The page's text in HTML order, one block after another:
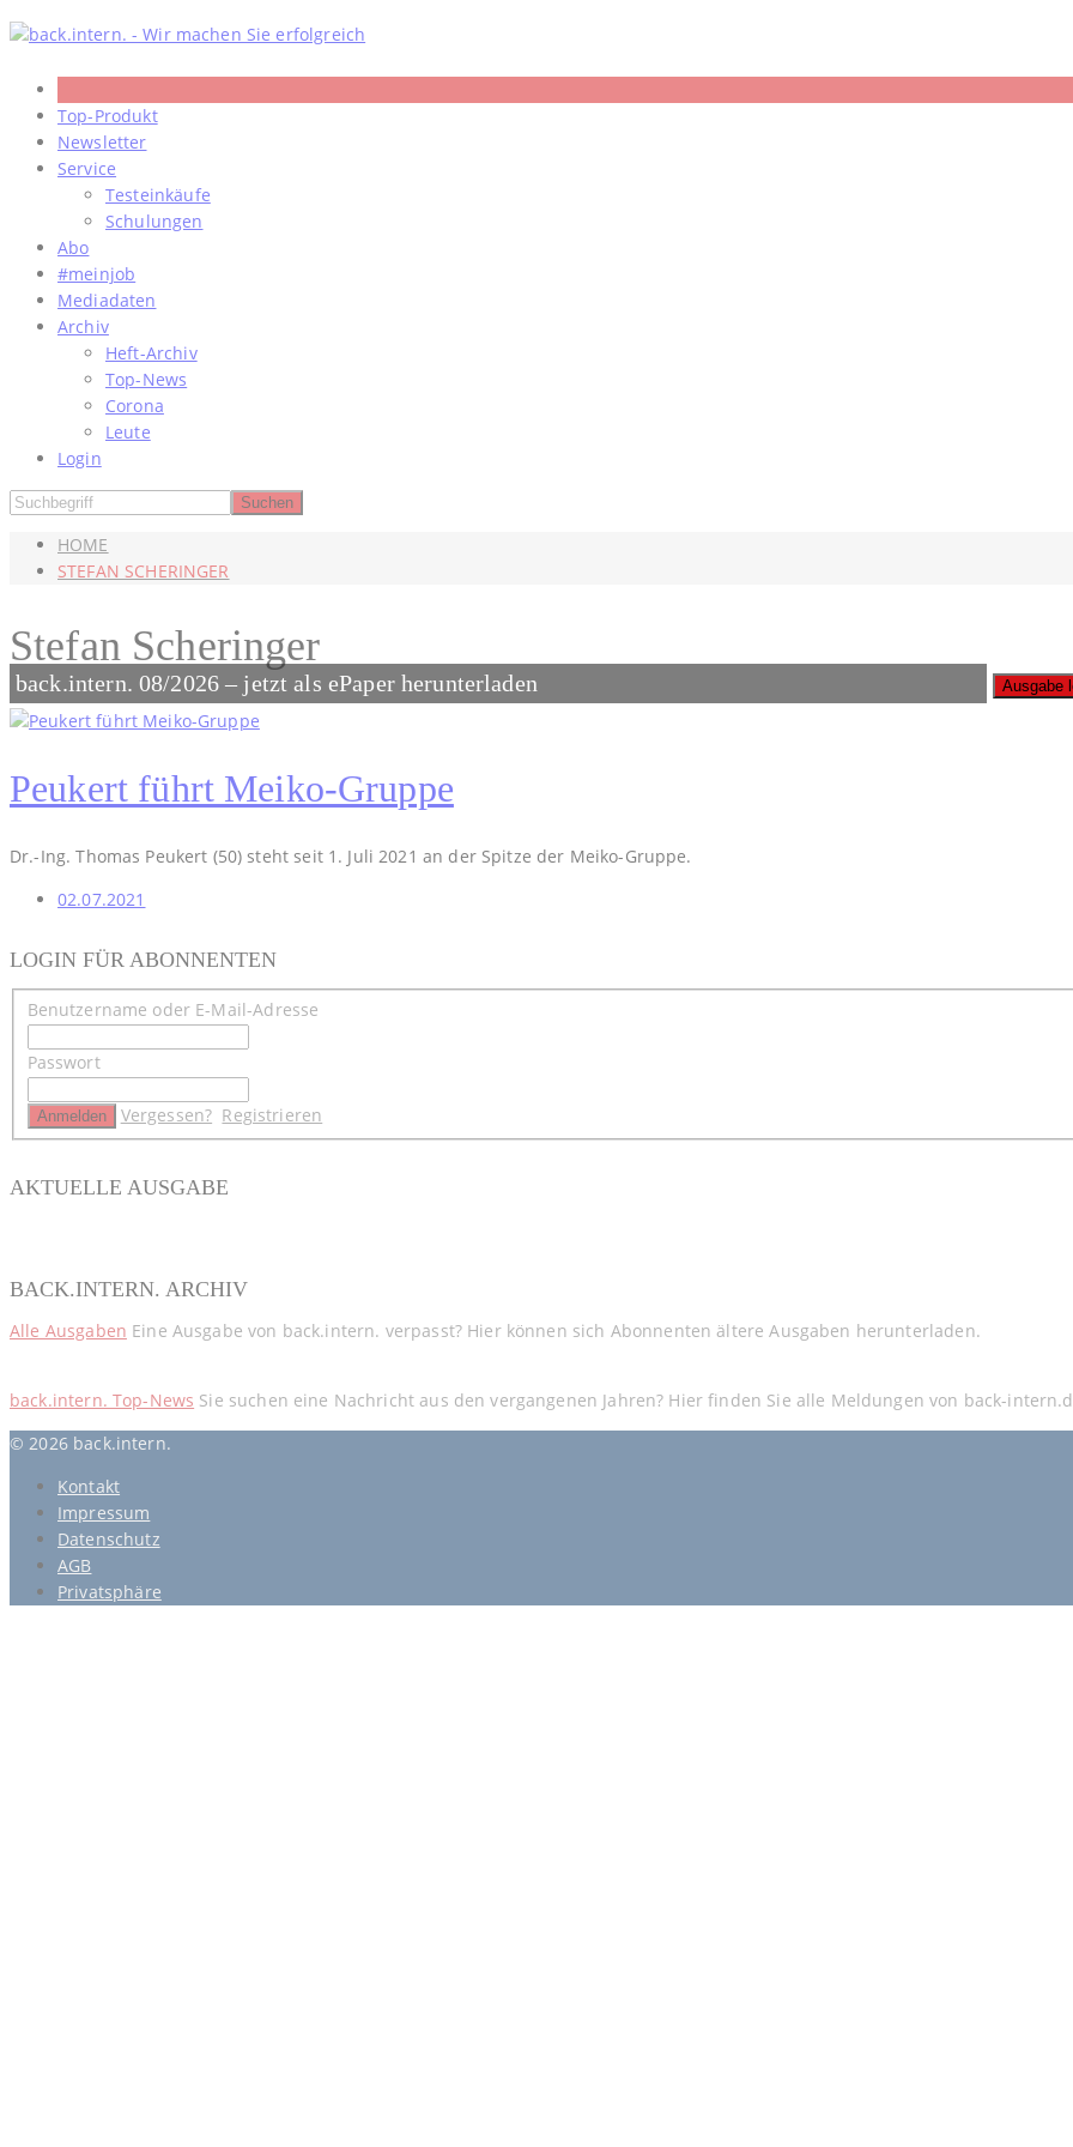
Skip
to
content
Top-Produkt
Newsletter
Service
Testeinkäufe
Schulungen
Abo
#meinjob
Mediadaten
Archiv
Heft-Archiv
Top-News
Corona
Leute
Login
HOME
STEFAN SCHERINGER
Stefan Scheringer
Peukert führt Meiko-Gruppe
Dr.-Ing. Thomas Peukert (50) steht seit 1. Juli 2021 an der Spitze der Meiko-Gruppe.
02.07.2021
LOGIN FÜR ABONNENTEN
Benutzername oder E-Mail-Adresse
Passwort
Vergessen? Registrieren
AKTUELLE AUSGABE
back.intern. 08/2026 – jetzt als ePaper herunterladen
BACK.INTERN. ARCHIV
Alle Ausgaben Eine Ausgabe von back.intern. verpasst? Hier können sich Abonnenten ältere Ausgaben herunterladen.
back.intern. Top-News Sie suchen eine Nachricht aus den vergangenen Jahren? Hier finden Sie alle Meldungen von back-
© 2026 back.intern.
Kontakt
Impressum
Datenschutz
AGB
Privatsphäre